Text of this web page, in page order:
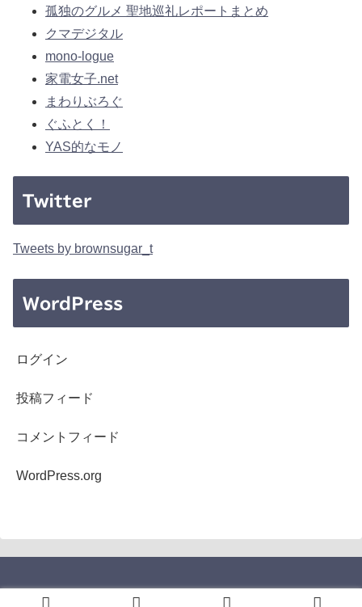
孤独のグルメ 聖地巡礼レポートまとめ
クマデジタル
mono-logue
家電女子.net
まわりぶろぐ
ぐふとく！
YAS的なモノ
Twitter
Tweets by brownsugar_t
WordPress
ログイン
投稿フィード
コメントフィード
WordPress.org